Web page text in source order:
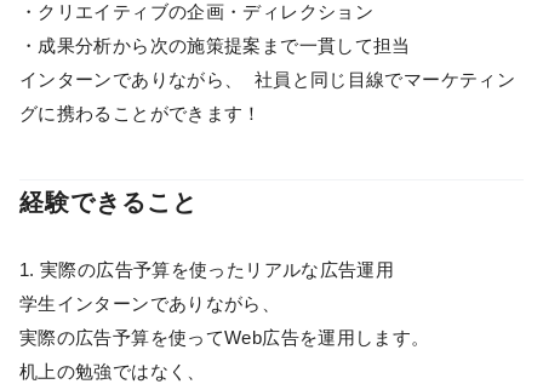
・クリエイティブの企画・ディレクション
・成果分析から次の施策提案まで一貫して担当
インターンでありながら、 社員と同じ目線でマーケティン
グに携わることができます！
経験できること
1. 実際の広告予算を使ったリアルな広告運用
学生インターンでありながら、
実際の広告予算を使ってWeb広告を運用します。
机上の勉強ではなく、